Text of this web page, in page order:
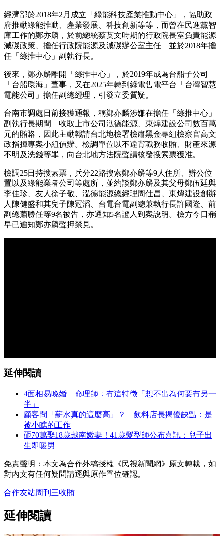
經濟部於2018年2月成立「綠能科技產業推動中心」，協助政
府推動綠能推動、產業發展、科技創新等等，而曾在民進黨智
庫工作的鄭亦麟，於前總統蔡英文時期的行政院長室負責能源
減碳政策、擔任行政院能源及減碳辦公室主任，並於2018年擔
任「綠推中心」副執行長。
後來，鄭亦麟離開「綠推中心」，於2019年成為台船子公司
「台船環海」董事，又在2025年轉到綠電售電平台「台灣智慧
電能公司」擔任副總經理，引發立委質疑。
台南市調處日前接獲通報，稱鄭亦麟涉嫌在擔任「綠推中心」
副執行長期間，收取上市公司泓德能源、東煒建設公司數百萬
元的賄賂，因此主動報請台北地檢署檢肅黑金專組檢察官高文
政指揮專案小組偵辦。檢調單位以不違背職務收賄、財產來源
不明及洗錢等罪，向台北地方法院聲請核發搜索票獲准。
檢調25日持搜索票，兵分22路搜索鄭亦麟等9人住所、辦公位
置以及綠能業者公司等處所，並約談鄭亦麟及其父母鄭伍廷與
李佳珍、友人徐子敬、泓德能源總經理周仕昌、東煒建設創辦
人陳健盛和其兒子陳冠滔、台電台電副總兼執行長許國隆、前
副總蕭勝任等9名被告，亦通知5名證人到案說明。檢方今日稍
早已逾知鄭亦麟聲押禁見。
延伸閱讀
4面相易晚婚 命理師：有這特徵「想不出為何要有另一
半」
顧客問「薪水真的這麼高」？ 飲料店長揭優缺點：是
被小瞧的工作
砸70萬娶18歲越南嫩妻！41歲髮型師公布喜訊：兒子出
生即暖男
免責聲明：本文為合作外稿授權《民視新聞網》原文轉載，如
對內文有任何疑問請逕與原作單位確認。
合作友站周刊王收賄
延伸閱讀